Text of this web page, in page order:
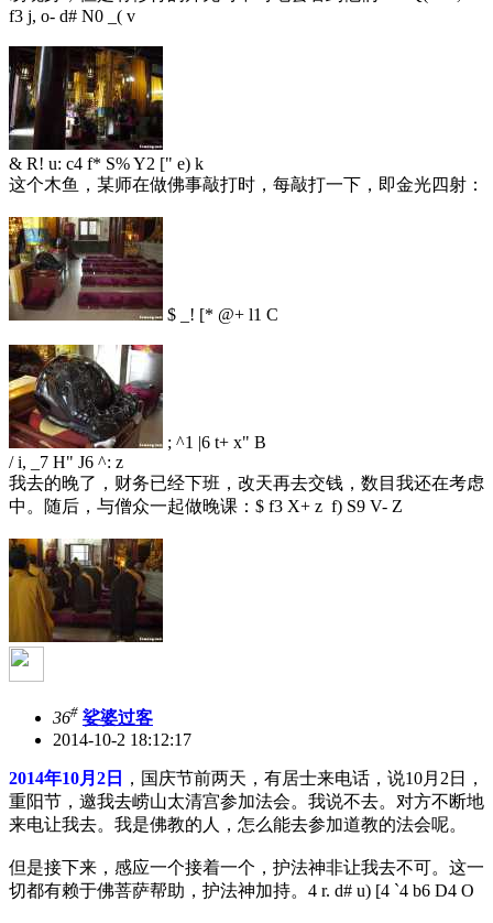
f3 j, o- d# N0 _( v
& R! u: c4 f* S% Y2 [" e) k
这个木鱼，某师在做佛事敲打时，每敲打一下，即金光四射：
$ _! [* @+ l1 C
; ^1 |6 t+ x" B
/ i, _7 H" J6 ^: z
我去的晚了，财务已经下班，改天再去交钱，数目我还在考虑
中。随后，与僧众一起做晚课： $ f3 X+ z f) S9 V- Z
36# 娑婆过客
2014-10-2 18:12:17
2014年10月2日
，国庆节前两天，有居士来电话，说10月2日，
重阳节，邀我去崂山太清宫参加法会。我说不去。对方不断地
来电让我去。我是佛教的人，怎么能去参加道教的法会呢。
但是接下来，感应一个接着一个，护法神非让我去不可。这一
切都有赖于佛菩萨帮助，护法神加持。 4 r. d# u) [4 `4 b6 D4 O